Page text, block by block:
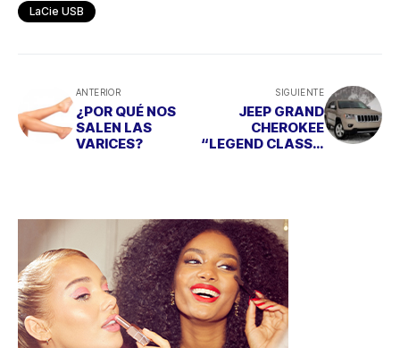
LaCie USB
ANTERIOR
¿POR QUÉ NOS
SALEN LAS
VARICES?
SIGUIENTE
JEEP GRAND
CHEROKEE
“LEGEND CLASS”: